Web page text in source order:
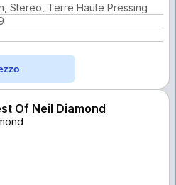
Stereo, Terre Haute Pressing
Of Neil Diamond